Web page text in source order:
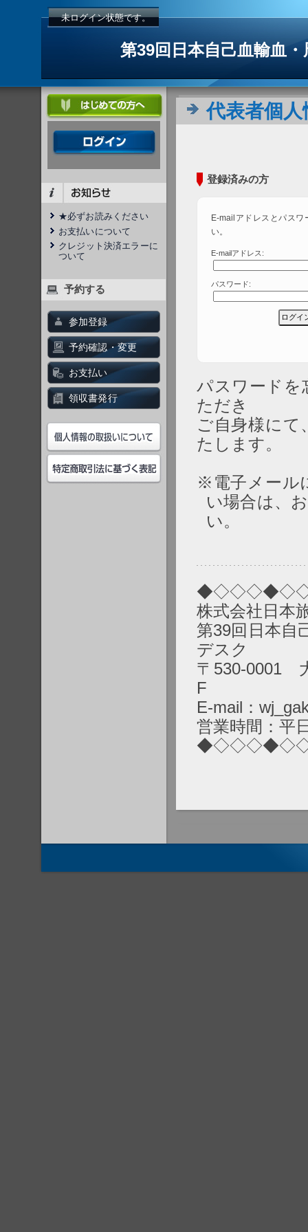
未ログイン状態です。
第39回日本自己血輸血
★必ずお読みください
お支払いについて
クレジット決済エラーに
ついて
予約する
参加登録
予約確認・変更
お支払い
領収書発行
代表者個人
登録済みの方
E-mailアドレスとパスワ
い。
E-mailアドレス:
パスワード:
パスワード
ただき
ご自身様に
たします。
※電子メール
い場合は、
い。
株式会社日本
第39回日本自
デスク
〒530-0001
F
E-mail：
営業時間：平